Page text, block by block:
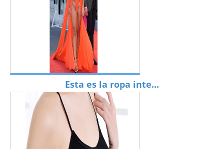
Esta es la ropa inte...